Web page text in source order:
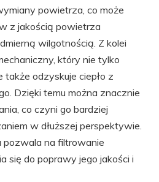
powietrza, co może
z jakością powietrza
wilgotnością. Z kolei
który nie tylko
odzyskuje ciepło z
Dzięki temu można znacznie
co czyni go bardziej
w dłuższej perspektywie.
pozwala na filtrowanie
się do poprawy jego jakości i